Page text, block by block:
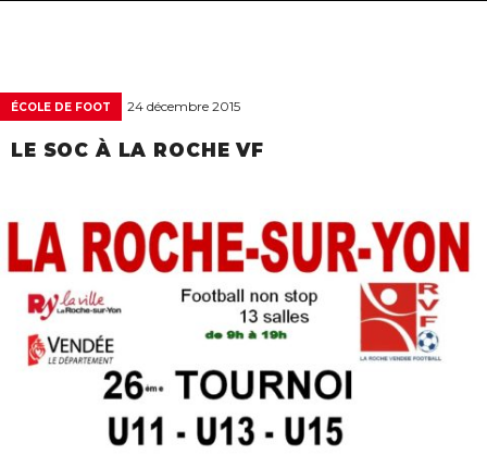
ÉCOLE DE FOOT 24 décembre 2015
LE SOC À LA ROCHE VF